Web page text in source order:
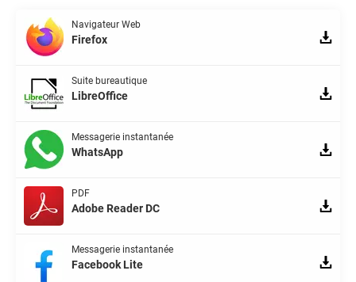
Navigateur Web
Firefox
Suite bureautique
LibreOffice
Messagerie instantanée
WhatsApp
PDF
Adobe Reader DC
Messagerie instantanée
Facebook Lite